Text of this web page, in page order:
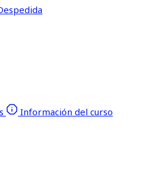
Información del curso